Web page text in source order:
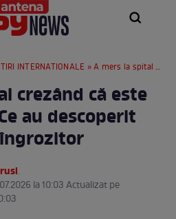
INTERNATIONALE » A mers la spital crezând că este deshidratată. Ce au descoperit medicii a fost îngrozitor
crezând că este
au descoperit
.
la 10:03 Actualizat pe